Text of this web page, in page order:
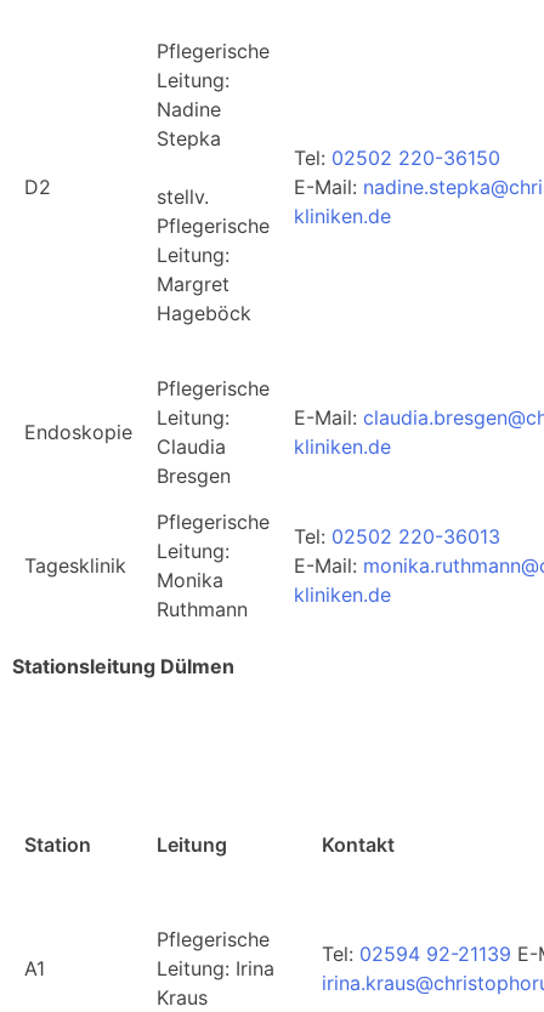
D2
Pflegerische
Leitung:
Nadine
Stepka
stellv.
Pflegerische
Leitung:
Margret
Hageböck
Tel: 02502 220-36150
E-Mail:
kliniken.de
Endoskopie
Pflegerische
Leitung:
Claudia
Bresgen
E-Mail:
kliniken.de
Tagesklinik
Pflegerische
Leitung:
Monika
Ruthmann
Tel: 02502 220-36013
E-Mail:
kliniken.de
Stationsleitung Dülmen
Station Leitung Kontakt
A1
Pflegerische
Leitung: Irina
Kraus
Tel: 02594 92-21139 E-